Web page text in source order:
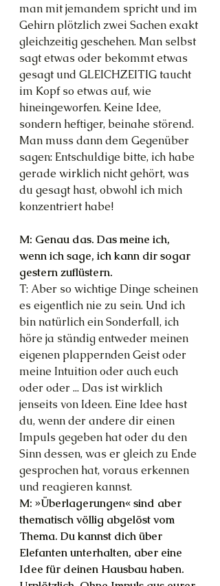
man mit jemandem spricht und im
Gehirn plötzlich zwei Sachen exakt
gleichzeitig geschehen. Man selbst
sagt etwas oder bekommt etwas
gesagt und GLEICHZEITIG taucht
im Kopf so etwas auf, wie
hineingeworfen. Keine Idee,
sondern heftiger, beinahe störend.
Man muss dann dem Gegenüber
sagen: Entschuldige bitte, ich habe
gerade wirklich nicht gehört, was
du gesagt hast, obwohl ich mich
konzentriert habe!
M: Genau das. Das meine ich,
wenn ich sage, ich kann dir sogar
gestern zuflüstern.
T: Aber so wichtige Dinge scheinen
es eigentlich nie zu sein. Und ich
bin natürlich ein Sonderfall, ich
höre ja ständig entweder meinen
eigenen plappernden Geist oder
meine Intuition oder auch euch
oder oder ... Das ist wirklich
jenseits von Ideen. Eine Idee hast
du, wenn der andere dir einen
Impuls gegeben hat oder du den
Sinn dessen, was er gleich zu Ende
gesprochen hat, voraus erkennen
und reagieren kannst.
M: »Überlagerungen« sind aber
thematisch völlig abgelöst vom
Thema. Du kannst dich über
Elefanten unterhalten, aber eine
Idee für deinen Hausbau haben.